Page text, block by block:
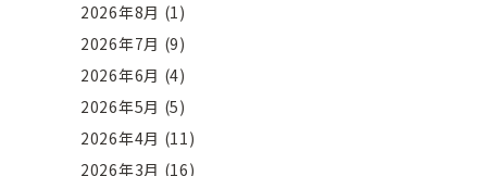
2026年8月 (1)
2026年7月 (9)
2026年6月 (4)
2026年5月 (5)
2026年4月 (11)
2026年3月 (16)